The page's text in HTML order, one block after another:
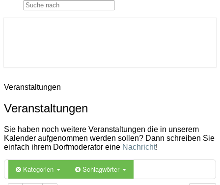
Veranstaltungen
Veranstaltungen
Sie haben noch weitere Veranstaltungen die in unserem
Kalender aufgenommen werden sollen? Dann schreiben Sie
einfach ihrem Dorfmoderator eine Nachricht!
Kategorien Schlagwörter